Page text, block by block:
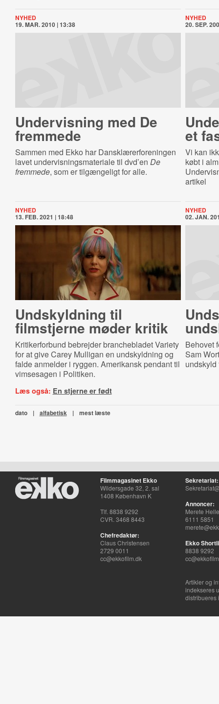
NYHED
19. MAR. 2010 | 13:38
Undervisning med De
fremmede
Sammen med Ekko har Dansklærerforeningen
lavet undervisningsmateriale til dvd’en De
fremmede, som er tilgængeligt for alle.
NYHED
20. SEP.
et
Vi kan
købt i
artikel
NYHED
13. FEB. 2021 | 18:48
Undskyldning til
filmstjerne møder kritik
Kritikerforbund bebrejder branchebladet Variety
for at give Carey Mulligan en undskyldning og
falde anmelder i ryggen. Amerikansk pendant til
vimsesagen i Politiken.
Læs også: En stjerne er født
NYHED
02. JAN.
Behovet
Sam
undskyld
dato | alfabetisk | mest læste
Filmmagasinet Ekko
Wildersgade 32, 2. sal
1408 København K
Tlf. 8838 9292
CVR. 3468 8443
Chefredaktør:
Claus Christensen
2729 0011
cc@ekkofilm.dk
Sekretariat:
Annoncer:
Merete
6111 5851
Ekko
8838 9292
Artikler og
indekseres
distribueres